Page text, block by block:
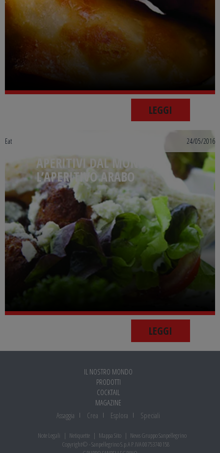
LEGGI
Eat 24/05/2016
APERITIVI DAL MONDO:
L’APERITIVO ARABO
LEGGI
IL NOSTRO MONDO
PRODOTTI
COCKTAIL
MAGAZINE
Assaggia
Crea Esplora Speciali
Note Legali Netiquette Mappa Sito
News Gruppo Sanpellegrino
Copyright© - Sanpellegrino S.p.A P.IVA 00753740158